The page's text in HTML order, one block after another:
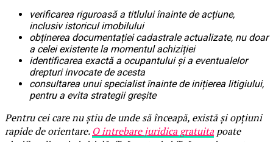
verificarea riguroasă a titlului înainte de acțiune,
inclusiv istoricul imobilului
obținerea documentației cadastrale actualizate, nu doar
a celei existente la momentul achiziției
identificarea exactă a ocupantului și a eventualelor
drepturi invocate de acesta
consultarea unui specialist înainte de inițierea litigiului,
pentru a evita strategii greșite
Pentru cei care nu știu de unde să înceapă, există și opțiuni
rapide de orientare. O intrebare juridica gratuitapoate